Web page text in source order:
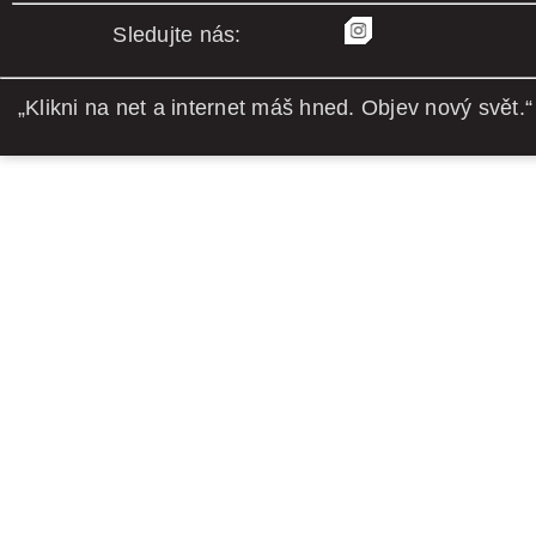
Sledujte nás:
„Klikni na net a internet máš hned. Objev nový svět.“